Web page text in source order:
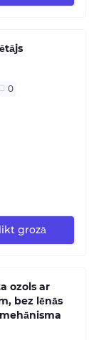
0
grozā
ozols ar
bez lēnās